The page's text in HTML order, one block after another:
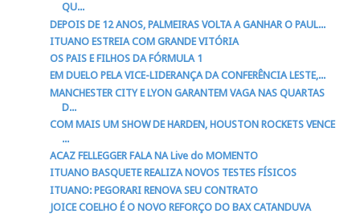
QU...
DEPOIS DE 12 ANOS, PALMEIRAS VOLTA A GANHAR O PAUL...
ITUANO ESTREIA COM GRANDE VITÓRIA
OS PAIS E FILHOS DA FÓRMULA 1
EM DUELO PELA VICE-LIDERANÇA DA CONFERÊNCIA LESTE,...
MANCHESTER CITY E LYON GARANTEM VAGA NAS QUARTAS
D...
COM MAIS UM SHOW DE HARDEN, HOUSTON ROCKETS VENCE
...
ACAZ FELLEGGER FALA NA Live do MOMENTO
ITUANO BASQUETE REALIZA NOVOS TESTES FÍSICOS
ITUANO: PEGORARI RENOVA SEU CONTRATO
JOICE COELHO É O NOVO REFORÇO DO BAX CATANDUVA